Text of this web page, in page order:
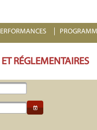
RÉGLEMENTAIRES